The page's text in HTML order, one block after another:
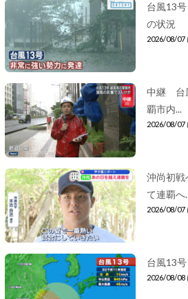
台風13
の状況
2026/08/07
中継 台
覇市内...
2026/08/07
沖尚初戦
て連覇へ
2026/08/07
台風13
2026/08/08